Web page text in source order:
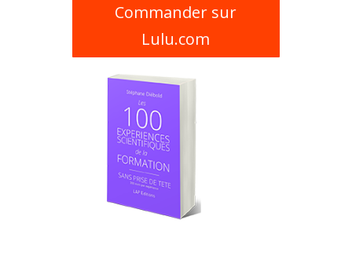
Commander sur
Lulu.com